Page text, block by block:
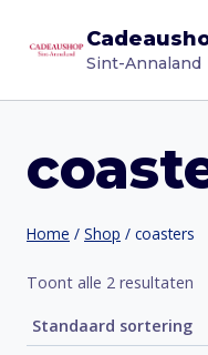
naar
Sint-Annaland
Home / Shop / coasters
Toont alle 2 resultaten